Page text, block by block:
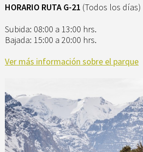
HORARIO RUTA G-21 (Todos los días)
Subida: 08:00 a 13:00 hrs.
Bajada: 15:00 a 20:00 hrs.
Ver más información sobre el parque